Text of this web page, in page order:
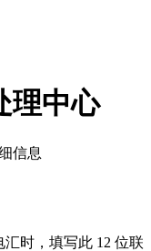
理中心
信息
时，填写此 12 位联